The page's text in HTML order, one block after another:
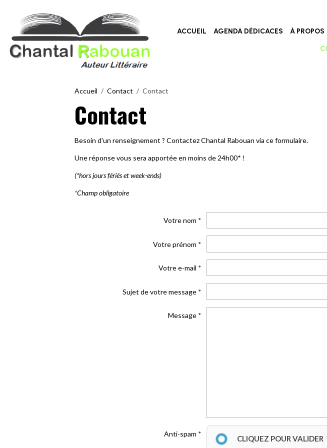
ACCUEIL AGENDA DÉDICACES À PROPOS
Accueil Contact Contact
Contact
Besoin d'un renseignement ? Contactez Chantal Rabouan via ce formulaire.
Une réponse vous sera apportée en moins de 24h00* !
(*hors jours fériés et week-ends)
*Champ obligatoire
Votre nom
Votre prénom
Votre e-mail
Sujet de votre message
Message
Anti-spam
CLIQUEZ POUR VALIDER